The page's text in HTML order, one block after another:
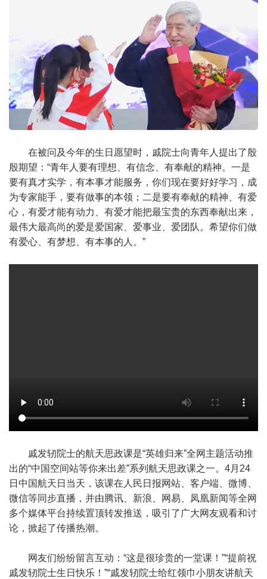
在被问及今年的生日愿望时，戚院士向青年人提出了殷
殷期望：“青年人要有理想、有信念、有奉献的精神。一是
要有真才实学，有本事才能服务，你们现在要好好学习，成
为专家能手，要有做事的本领；二是要有奉献的精神、有爱
心，有爱才能有动力、有爱才能把最宝贵的东西奉献出来，
最伟大最高尚的爱是爱国家、爱事业、爱团队。希望你们做
有爱心、有梦想、有本事的人。”
戚发轫院士的航天思政课是“英雄归来”全网主题活动推
出的“中国空间站等你来出差”系列航天思政课之一。4月24
日中国航天日当天，该课在人民日报网站、客户端、微博、
微信等同步直播，并由腾讯、新浪、网易、凤凰新闻等全网
多个媒体平台持续置顶转发推送，吸引了广大网友观看和讨
论，掀起了传播热潮。
网友们纷纷留言互动：“这是很珍贵的一堂课！”“提前祝
戚发轫院士生日快乐！”“戚发轫院士给红领巾小朋友讲航天